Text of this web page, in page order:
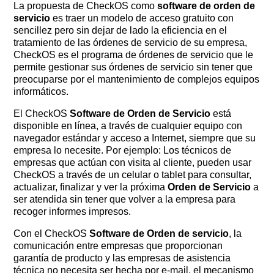
La propuesta de CheckOS comosoftware de orden de
servicio es traer un modelo de acceso gratuito con
sencillez pero sin dejar de lado la eficiencia en el
tratamiento de las órdenes de servicio de su empresa,
CheckOS es el programa de órdenes de servicio que le
permite gestionar sus órdenes de servicio sin tener que
preocuparse por el mantenimiento de complejos equipos
informáticos.
El CheckOSSoftware de Orden de Servicio está
disponible en línea, a través de cualquier equipo con
navegador estándar y acceso a Internet, siempre que su
empresa lo necesite. Por ejemplo: Los técnicos de
empresas que actúan con visita al cliente, pueden usar
CheckOS a través de un celular o tablet para consultar,
actualizar, finalizar y ver la próximaOrden de Servicio a
ser atendida sin tener que volver a la empresa para
recoger informes impresos.
Con el CheckOSSoftware de Orden de servicio, la
comunicación entre empresas que proporcionan
garantía de producto y las empresas de asistencia
técnica no necesita ser hecha por e-mail, el mecanismo